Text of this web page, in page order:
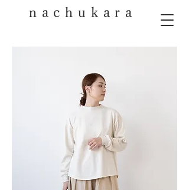
nachukara